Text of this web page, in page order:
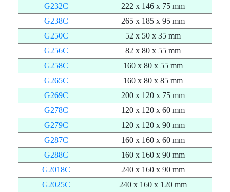
G232C
222 x 146 x 75 mm
G238C
265 x 185 x 95 mm
G250C
52 x 50 x 35 mm
G256C
82 x 80 x 55 mm
G258C
160 x 80 x 55 mm
G265C
160 x 80 x 85 mm
G269C
200 x 120 x 75 mm
G278C
120 x 120 x 60 mm
G279C
120 x 120 x 90 mm
G287C
160 x 160 x 60 mm
G288C
160 x 160 x 90 mm
G2018C
240 x 160 x 90 mm
G2025C
240 x 160 x 120 mm